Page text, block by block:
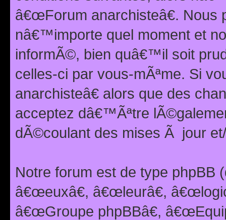
â€œForum anarchisteâ€.
nâ€™importe quel moment et
informÃ©, bien quâ€™il soit
celles-ci par vous-mÃªme. Si
anarchisteâ€ alors que des
acceptez dâ€™Ãªtre
dÃ©coulant des mises Ã jour
Notre forum est de type phpBB
â€œeuxâ€, â€œleurâ€,
â€œGroupe phpBBâ€,